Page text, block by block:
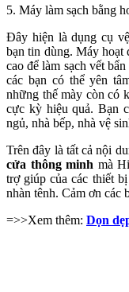
5. Máy làm sạch bằng
Đây hiện là dụng cụ
bạn tin dùng. Máy hoạt
cao để làm sạch vết
các bạn có thể yên
những thế mày còn có
cực kỳ hiệu quả. Bạn
ngủ, nhà bếp, nhà vệ
Trên đây là tất cả nội
cửa thông minh mà
trợ giúp của các thiết
nhàn tênh. Cảm ơn các
=>>Xem thêm: Dọn